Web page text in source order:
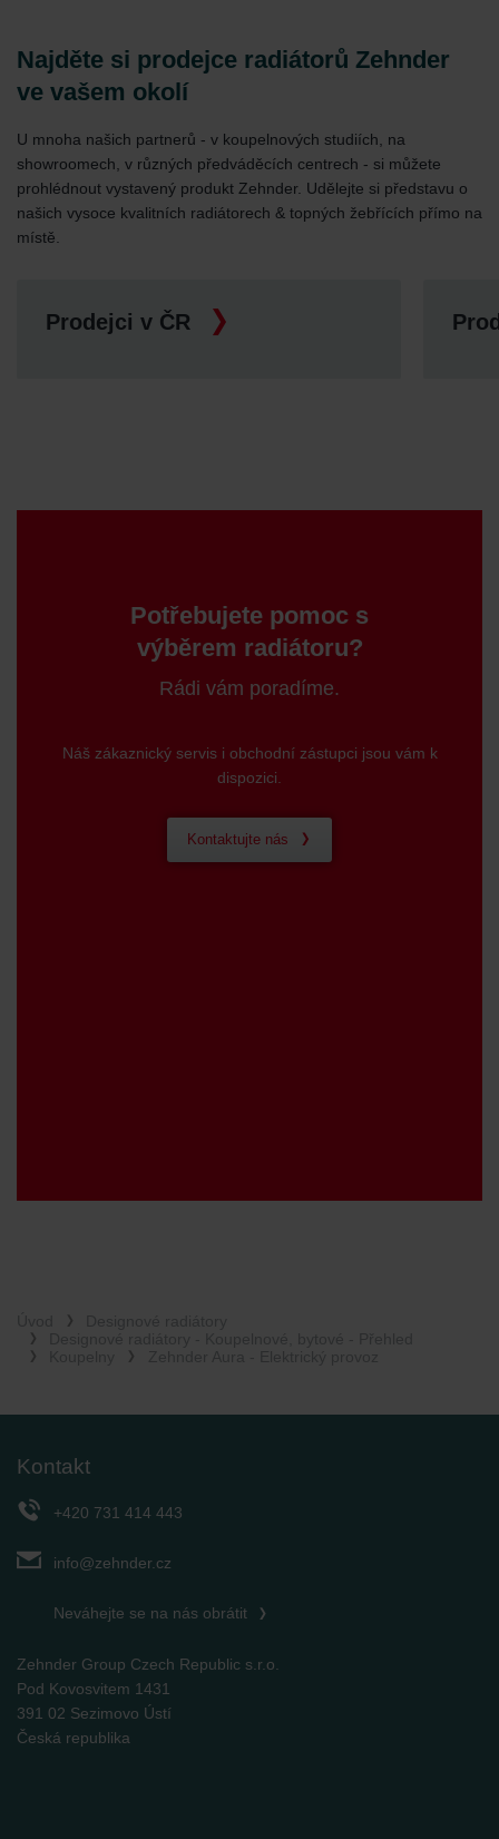
Najděte si prodejce radiátorů Zehnder
ve vašem okolí
U mnoha našich partnerů - v koupelnových studiích, na
showroomech, v různých předváděcích centrech - si můžete
prohlédnout vystavený produkt Zehnder. Udělejte si představu o
našich vysoce kvalitních radiátorech & topných žebřících přímo na
místě.
Prodejci v ČR
Potřebujete pomoc s
výběrem radiátoru?
Rádi vám poradíme.
Náš zákaznický servis i obchodní zástupci jsou vám k
dispozici.
Kontaktujte nás
Kontakt
+420 731 414 443
info@zehnder.cz
Neváhejte se na nás obrátit
Zehnder Group Czech Republic s.r.o.
Pod Kovosvitem 1431
391 02 Sezimovo Ústí
Česká republika